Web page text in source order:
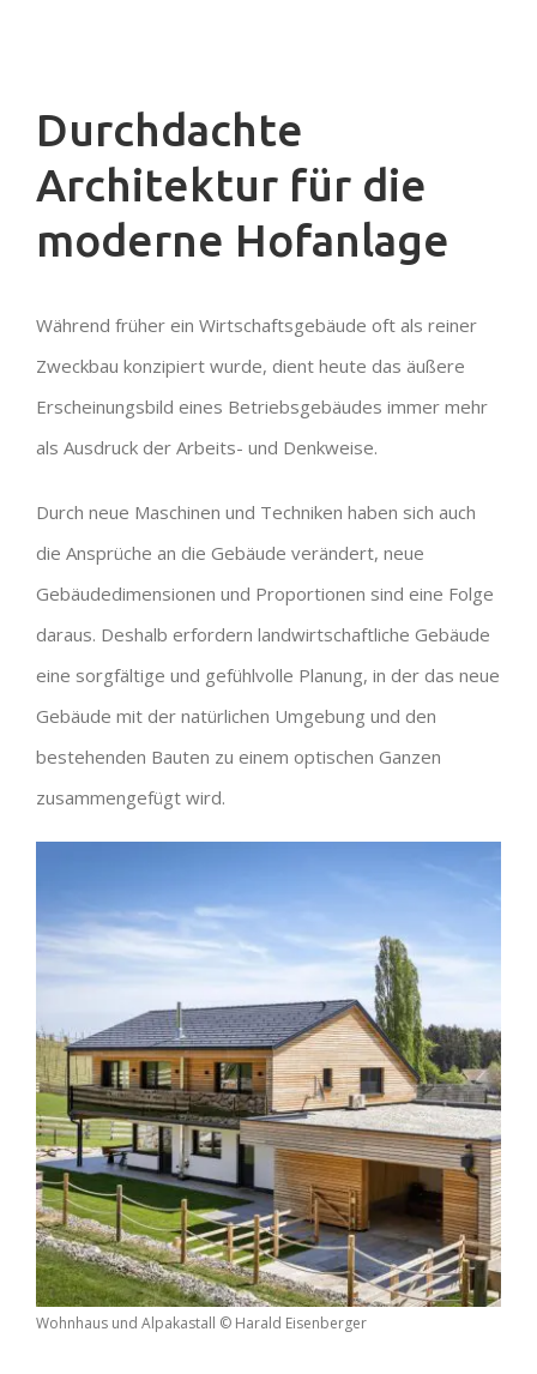
Durchdachte
Architektur für die
moderne Hofanlage
Während früher ein Wirtschaftsgebäude oft als reiner
Zweckbau konzipiert wurde, dient heute das äußere
Erscheinungsbild eines Betriebsgebäudes immer mehr
als Ausdruck der Arbeits- und Denkweise.
Durch neue Maschinen und Techniken haben sich auch
die Ansprüche an die Gebäude verändert, neue
Gebäudedimensionen und Proportionen sind eine Folge
daraus. Deshalb erfordern landwirtschaftliche Gebäude
eine sorgfältige und gefühlvolle Planung, in der das neue
Gebäude mit der natürlichen Umgebung und den
bestehenden Bauten zu einem optischen Ganzen
zusammengefügt wird.
Wohnhaus und Alpakastall © Harald Eisenberger